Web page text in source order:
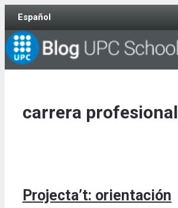
Skip
content
Español
carrera profesional
Projecta’t: orientación